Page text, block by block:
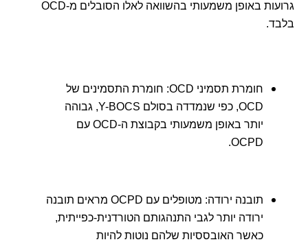
גרועות באופן משמעותי בהשוואה לאלו הסובלים מ-OCD
בלבד.
חומרת תסמיני OCD: חומרת התסמינים של
OCD, כפי שנמדדה בסולם Y-BOCS, גבוהה
יותר באופן משמעותי בקבוצת ה-OCD עם
OCPD.
תובנה ירודה: מטופלים עם OCPD מראים תובנה
ירודה יותר לגבי התנהגותם הטורדנית-כפייתית,
כאשר האובססיות שלהם נוטות להיות